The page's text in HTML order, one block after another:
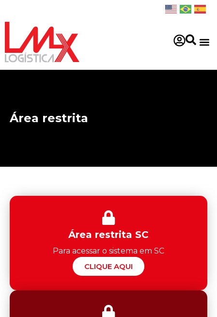
Área restrita
Área restrita SC
Para acessar o sistema em SC
CLIQUE AQUI